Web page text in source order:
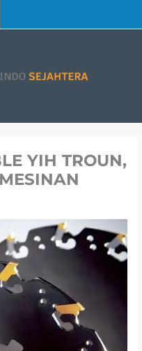
YIH TROUN,